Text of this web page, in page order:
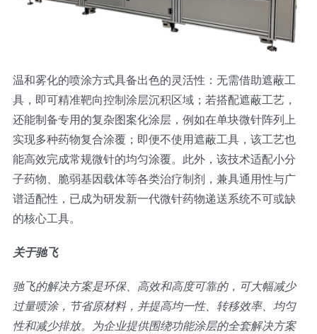
超声波喷雾成型系统
双进液
耐化学腐蚀的喷嘴
喷嘴兼容性
温和雾化的喷涂方式具备出色的灵活性：无需借助遮蔽工
具，即可精准靶向控制涂层沉积区域；若搭配遮蔽工艺，
还能制备专用的复杂图案化涂层，例如在单块微针阵列上
实现多种药物复合涂覆；即便不使用遮蔽工具，该工艺也
能高效完成常规微针的均匀涂覆。此外，该技术适配小分
子药物、脆弱基因载体等各类治疗制剂，兼具通用性与广
谱适配性，已成为研发新一代微针药物递送系统不可或缺
的核心工具。
关于驰飞
驰飞的解决方案是环保、高效和高度可靠的，可大幅减少
过量喷涂，节省原材料，并提高均一性、转移效率、均匀
性和减少排放。为企业提供围绕功能涂层的全套解决方案